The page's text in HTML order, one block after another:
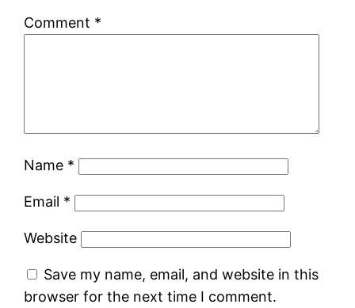
Comment *
Name *
Email *
Website
Save my name, email, and website in this
browser for the next time I comment.